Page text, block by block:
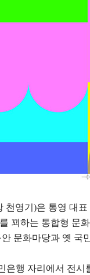
천영기 )은 통영 대표
꾀하는 통합형 문
문화마당과 옛 국
은행 자리에서 전